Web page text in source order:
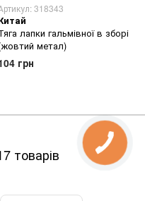
318343
лапки гальмівної в зборі
метал)
грн
товарів